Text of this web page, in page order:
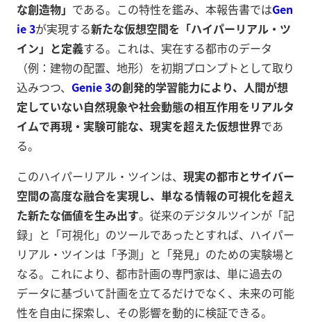
な創造物」 である。この特性を鑑み、本報告書ではGen
ie 3が実現する新たな仮想空間を「ハイパーリアル・ツ
イン」と定義する。これは、実在する都市のデータ
（例：建物の配置、地形）を初期プロンプトとして取り
込みつつ、 Genie 3の創発的学習能力により、人間が想
定していない自然現象や社会動態の相互作用をリアルタ
イムで再現・実験可能な、現実を超えた仮想世界であ
る。
このハイパーリアル・ツインは、 現実の都市とサイバー
空間の高度な融合を実現し、単なる情報の可視化を超え
た新たな価値を生み出す。従来のデジタルツインが「記
録」と「可視化」のツールであったとすれば、ハイパー
リアル・ツインは「予測」と「発見」のための実験場と
なる。これにより、都市計画の専門家は、単に過去の
データに基づいて計画を立てるだけでなく、未来の可能
性を自由に探索し、その影響を動的に検証できる。